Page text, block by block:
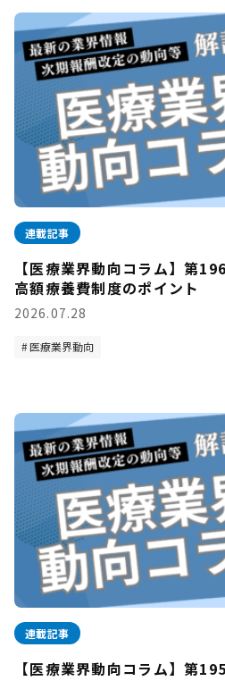
連載記事
【医療業界動向コラム】第
高額療養費制度のポイント
2026.07.28
医療業界動向
連載記事
【医療業界動向コラム】第